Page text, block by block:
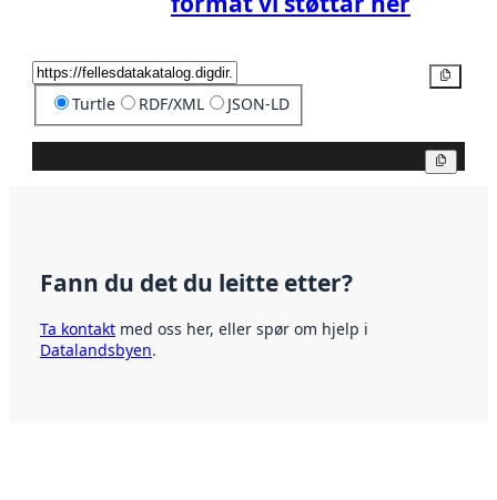
Turtle RDF/XML JSON-LD
Fann du det du leitte etter?
Ta kontakt med oss her, eller spør om hjelp i
Datalandsbyen.